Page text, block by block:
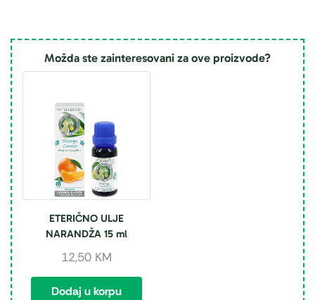
Možda ste zainteresovani za ove proizvode?
ETERIČNO ULJE
NARANDŽA 15 ml
12,50 KM
Dodaj u korpu